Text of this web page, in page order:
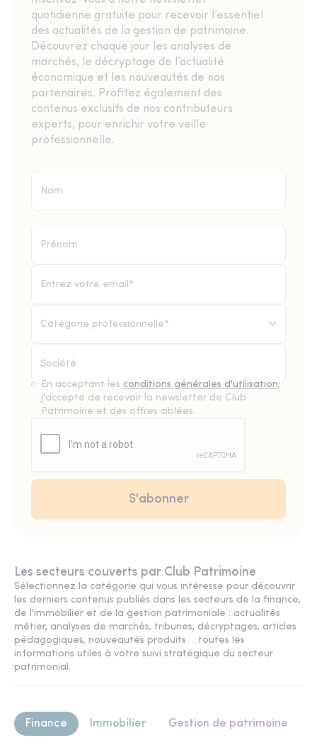
quotidienne gratuite pour recevoir l’essentiel
des actualités de la gestion de patrimoine.
Découvrez chaque jour les analyses de
marchés, le décryptage de l’actualité
économique et les nouveautés de nos
partenaires. Profitez également des
contenus exclusifs de nos contributeurs
experts, pour enrichir votre veille
professionnelle.
Catégorie professionnelle*
En acceptant les conditions générales d'utilisation,
j'accepte de recevoir la newsletter de Club
Patrimoine et des offres ciblées.
Les secteurs couverts par Club Patrimoine
Sélectionnez la catégorie qui vous intéresse pour découvrir
les derniers contenus publiés dans les secteurs de la finance,
de l'immobilier et de la gestion patrimoniale : actualités
métier, analyses de marchés, tribunes, décryptages, articles
pédagogiques, nouveautés produits ... toutes les
informations utiles à votre suivi stratégique du secteur
patrimonial.
Finance Immobilier Gestion de patrimoine